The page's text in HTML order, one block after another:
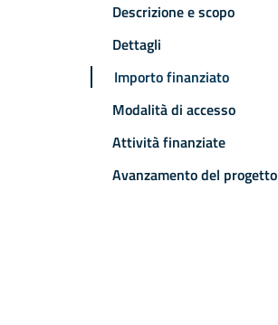
Descrizione e scopo
Dettagli
Importo finanziato
Modalità di accesso
Attività finanziate
Avanzamento del progetto